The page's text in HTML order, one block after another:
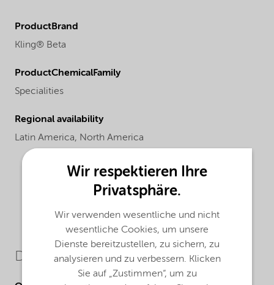
ProductBrand
Kling® Beta
ProductChemicalFamily
Specialities
Regional availability
Latin America, North America
Downloads
Wir respektieren Ihre
Privatsphäre.
Wir verwenden wesentliche und nicht
wesentliche Cookies, um unsere
Dienste bereitzustellen, zu sichern, zu
analysieren und zu verbessern. Klicken
Sie auf „Zustimmen“, um zu